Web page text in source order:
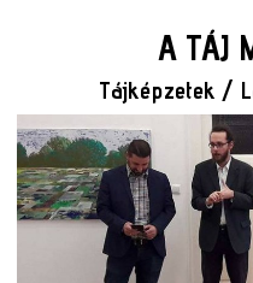
A TÁJ
Tájképzetek /